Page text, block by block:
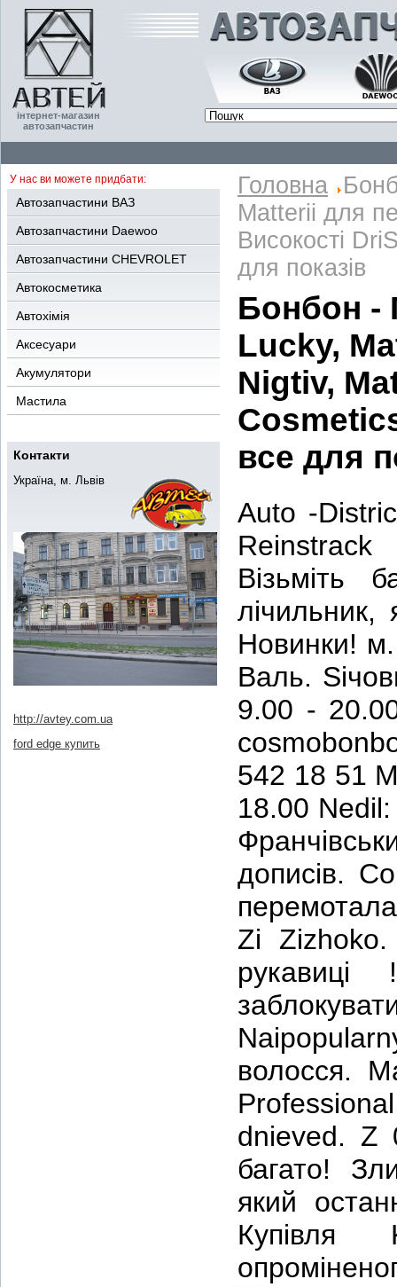
інтернет-магазин
автозапчастин
У нас ви можете придбати:
Автозапчастини ВАЗ
Автозапчастини Daewoo
Автозапчастини CHEVROLET
Автокосметика
Автохімія
Аксесуари
Акумулятори
Мастила
Контакти
Україна, м. Львів
http://avtey.com.ua
ford edge купить
Головна
Matterii для
Високості
для показів
Бонбон -
Lucky,
Nigtiv,
все для
Auto -
Візьміть
Новинки! м.
Валь.
9.00 -
542 18 51
18.00 Nedil:
дописів.
Zi
волосся.
dnieved. Z
багато!
який
Купівля